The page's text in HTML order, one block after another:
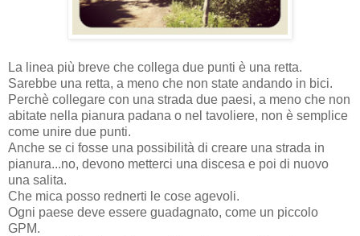
La linea più breve che collega due punti è una retta.
Sarebbe una retta, a meno che non state andando in bici.
Perchè collegare con una strada due paesi, a meno che non
abitate nella pianura padana o nel tavoliere, non è semplice
come unire due punti.
Anche se ci fosse una possibilità di creare una strada in
pianura...no, devono metterci una discesa e poi di nuovo
una salita.
Che mica posso rednerti le cose agevoli.
Ogni paese deve essere guadagnato, come un piccolo
GPM.